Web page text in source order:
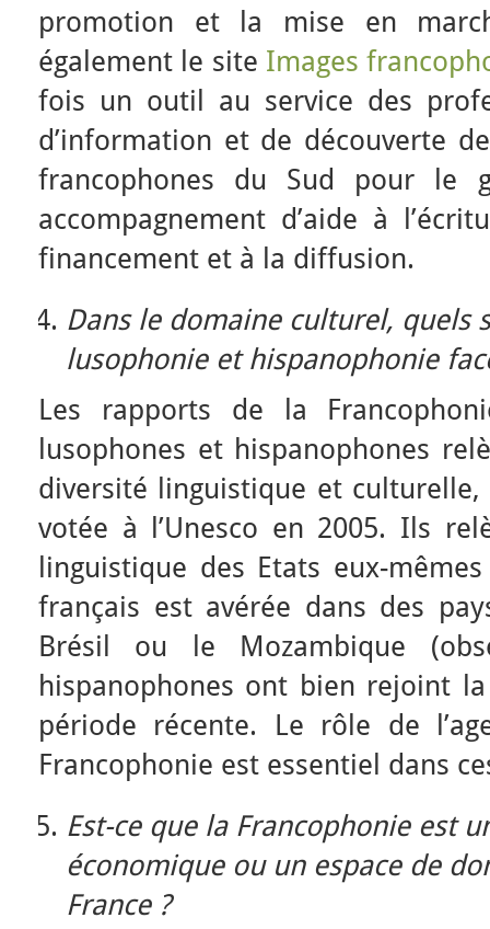
promotion et la mise en
également le site Images
fois un outil au service des
d’information et de découverte
francophones du Sud pour le
accompagnement d’aide à
financement et à la diffusion.
Dans le domaine culturel, quels
lusophonie et hispanophonie
Les rapports de la
lusophones et hispanophones
diversité linguistique et
votée à l’Unesco en 2005. Ils
linguistique des Etats eux-
français est avérée dans des
Brésil ou le Mozambique
hispanophones ont bien rejoint
période récente. Le rôle de
Francophonie est essentiel dans
Est-ce que la Francophonie est
économique ou un espace de
France ?